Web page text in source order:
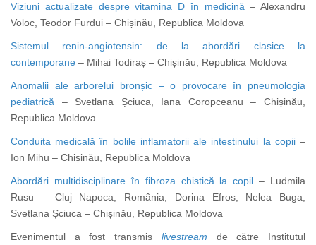
Viziuni actualizate despre vitamina D în medicină – Alexandru
Voloc, Teodor Furdui – Chișinău, Republica Moldova
Sistemul renin-angiotensin: de la abordări clasice la
contemporane – Mihai Todiraș – Chișinău, Republica Moldova
Anomalii ale arborelui bronșic – o provocare în pneumologia
pediatrică – Svetlana Șciuca, Iana Coropceanu – Chișinău,
Republica Moldova
Conduita medicală în bolile inflamatorii ale intestinului la copii–
Ion Mihu – Chișinău, Republica Moldova
Abordări multidisciplinare în fibroza chistică la copil – Ludmila
Rusu – Cluj Napoca, România; Dorina Efros, Nelea Buga,
Svetlana Șciuca – Chișinău, Republica Moldova
Evenimentul a fost transmis livestream de către Institutul